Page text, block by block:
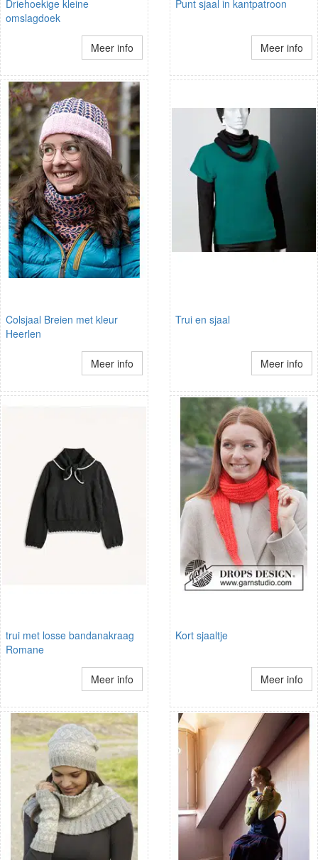
Driehoekige kleine
omslagdoek
Meer info
Punt sjaal in kantpatroon
Meer info
Colsjaal Breien met kleur
Heerlen
Meer info
Trui en sjaal
Meer info
trui met losse bandanakraag
Romane
Meer info
Kort sjaaltje
Meer info